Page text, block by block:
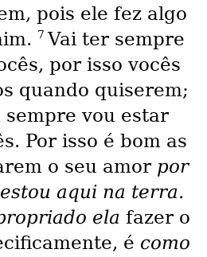
pois ele fez algo
7Vai ter sempre
por isso vocês
quando quiserem;
vou estar
Por isso é bom as
o seu amor por
aqui na terra.
ela fazer o
é como